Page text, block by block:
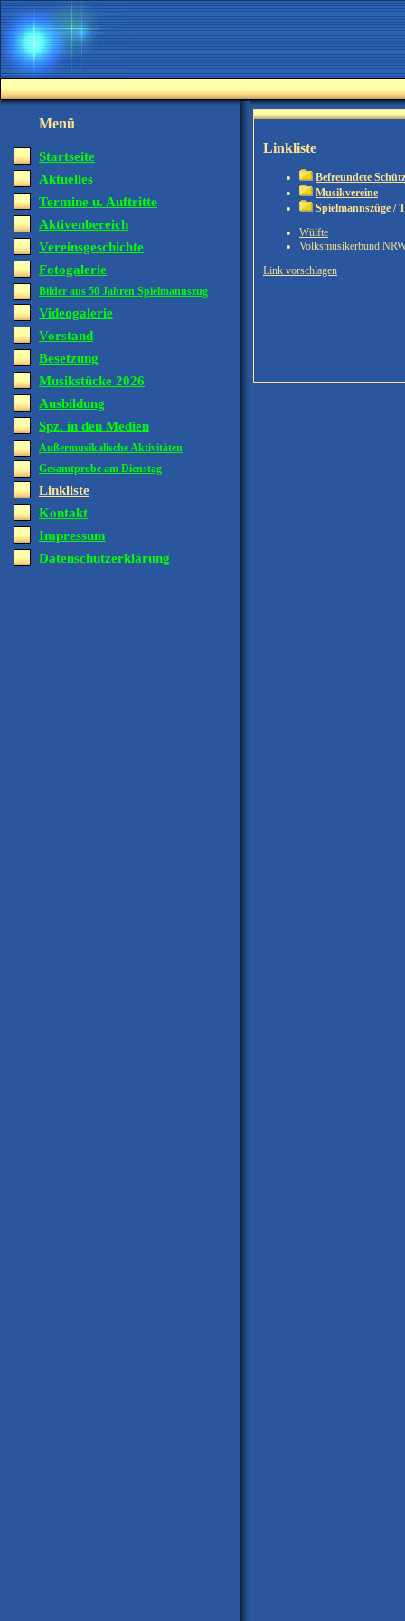
Menü
Startseite
Aktuelles
Termine u. Auftritte
Aktivenbereich
Vereinsgeschichte
Fotogalerie
Bilder aus 50 Jahren Spielmannszug
Videogalerie
Vorstand
Besetzung
Musikstücke 2026
Ausbildung
Spz. in den Medien
Außermusikalische Aktivitäten
Gesamtprobe am Dienstag
Linkliste
Kontakt
Impressum
Datenschutzerklärung
Linkliste
Befreundete
Musikvereine
Spielmannszüge /
Wülfte
Volksmusikerbund
Link vorschlagen